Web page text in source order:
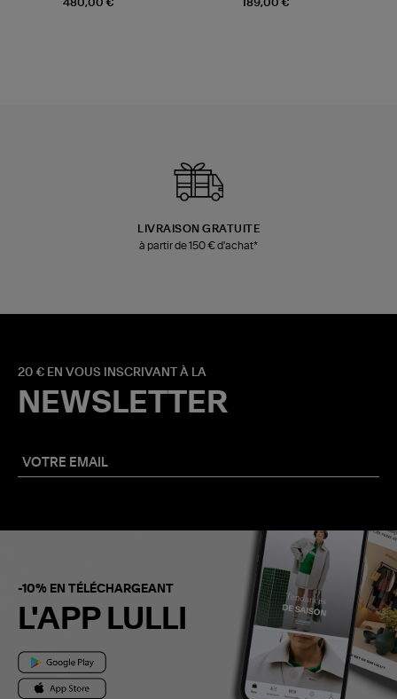
480,00 € 189,00 €
LIVRAISON GRATUITE
à partir de 150 € d'achat*
20 € EN VOUS INSCRIVANT À LA
NEWSLETTER
-10% EN TÉLÉCHARGEANT
L'APP LULLI